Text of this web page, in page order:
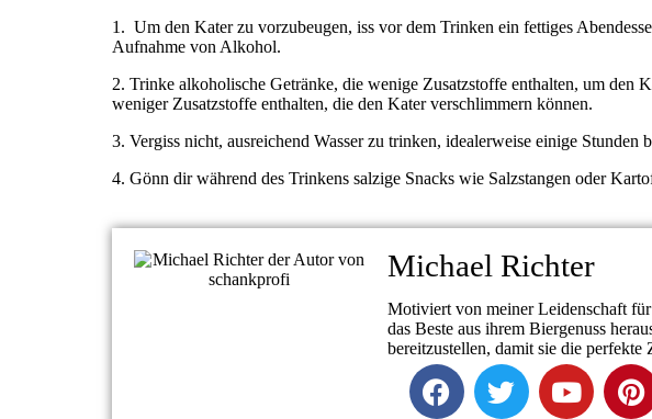
1. Um den Kater zu vorzubeugen, iss vor dem Trinken ein fettiges
Aufnahme von Alkohol.
2. Trinke alkoholische Getränke, die wenige Zusatzstoffe enthalten, um den
weniger Zusatzstoffe enthalten, die den Kater verschlimmern können.
3. Vergiss nicht, ausreichend Wasser zu trinken, idealerweise einige
4. Gönn dir während des Trinkens salzige Snacks wie Salzstangen oder
Michael Richter
Motiviert von meiner Leidenschaft
das Beste aus ihrem Biergenuss
bereitzustellen, damit sie die